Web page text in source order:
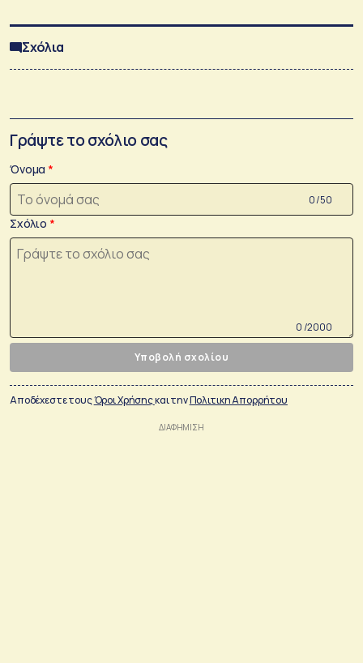
Σχόλια
Γράψτε το σχόλιο σας
Όνομα
0 /50
Σχόλιο
0 /2000
Υποβολή σχολίου
Αποδέχεστε τουςΌροι Χρήσηςκαι τηνΠολιτικη Απορρήτου